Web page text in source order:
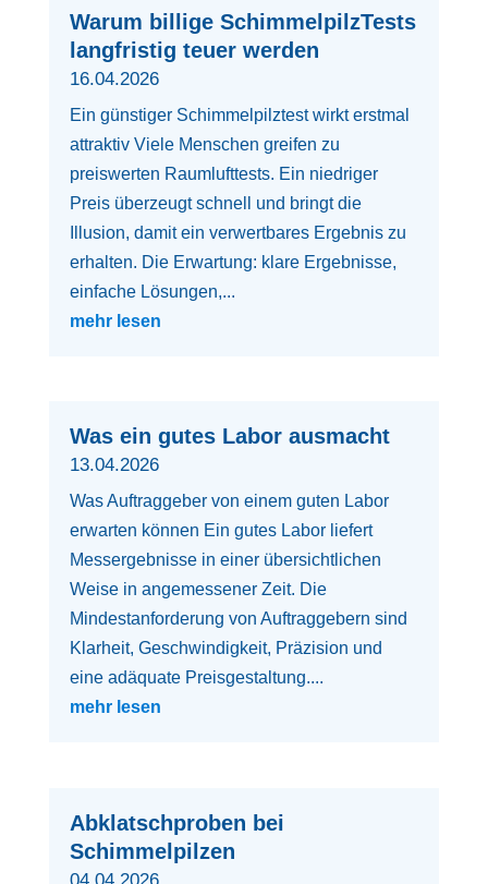
Warum billige SchimmelpilzTests
langfristig teuer werden
16.04.2026
Ein günstiger Schimmelpilztest wirkt erstmal
attraktiv Viele Menschen greifen zu
preiswerten Raumlufttests. Ein niedriger
Preis überzeugt schnell und bringt die
Illusion, damit ein verwertbares Ergebnis zu
erhalten. Die Erwartung: klare Ergebnisse,
einfache Lösungen,...
mehr lesen
Was ein gutes Labor ausmacht
13.04.2026
Was Auftraggeber von einem guten Labor
erwarten können Ein gutes Labor liefert
Messergebnisse in einer übersichtlichen
Weise in angemessener Zeit. Die
Mindestanforderung von Auftraggebern sind
Klarheit, Geschwindigkeit, Präzision und
eine adäquate Preisgestaltung....
mehr lesen
Abklatschproben bei
Schimmelpilzen
04.04.2026